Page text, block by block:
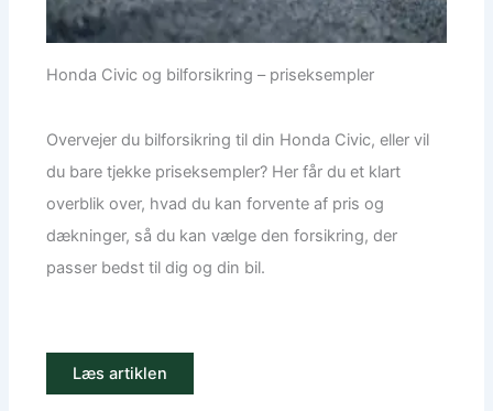
Honda Civic og bilforsikring – priseksempler
Overvejer du bilforsikring til din Honda Civic, eller vil
du bare tjekke priseksempler? Her får du et klart
overblik over, hvad du kan forvente af pris og
dækninger, så du kan vælge den forsikring, der
passer bedst til dig og din bil.
Læs artiklen